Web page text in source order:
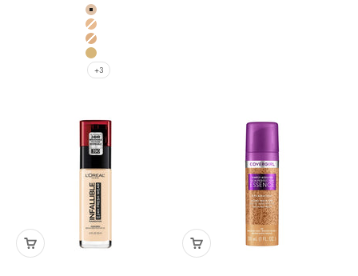
Color
19 Soft Ivory
22 Soft Beige
23 Buff Bisque
24 Golden Beige
+3